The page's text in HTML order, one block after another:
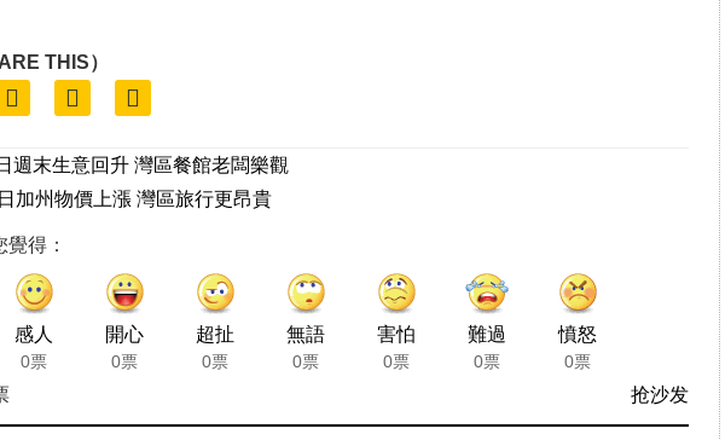
THIS）
週末生意回升 灣區餐館老闆樂觀
加州物價上漲 灣區旅行更昂貴
得：
感人
0票
開心
0票
超扯
0票
無語
0票
害怕
0票
難過
0票
憤怒
0票
抢沙发